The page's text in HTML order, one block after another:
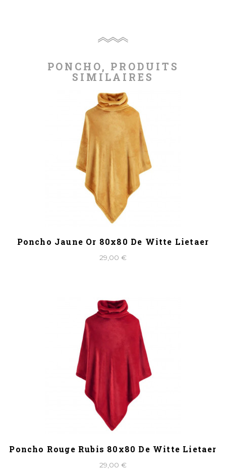
PONCHO, PRODUITS
SIMILAIRES
Poncho Jaune Or 80x80 De Witte Lietaer
29,00 €
Poncho Rouge Rubis 80x80 De Witte Lietaer
29,00 €